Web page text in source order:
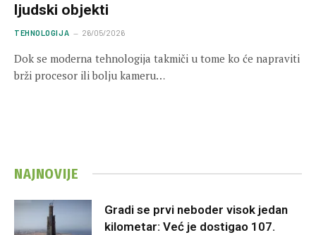
ljudski objekti
TEHNOLOGIJA 26/05/2026
Dok se moderna tehnologija takmiči u tome ko će napraviti
brži procesor ili bolju kameru…
NAJNOVIJE
Gradi se prvi neboder visok jedan
kilometar: Već je dostigao 107.